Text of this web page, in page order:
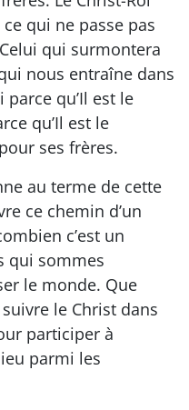
qui ne passe pas
qui surmontera
nous entraîne dans
qu’Il est le
qu’Il est le
ses frères.
au terme de cette
ce chemin d’un
c’est un
qui sommes
le monde. Que
le Christ dans
participer à
parmi les